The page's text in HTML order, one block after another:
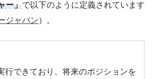
ー」で以下のように定義されています
ジャパン）。
行できており、将来のポジションを